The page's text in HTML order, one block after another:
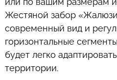
Жестяной забор
современный вид и
горизонтальные
будет легко
территории.